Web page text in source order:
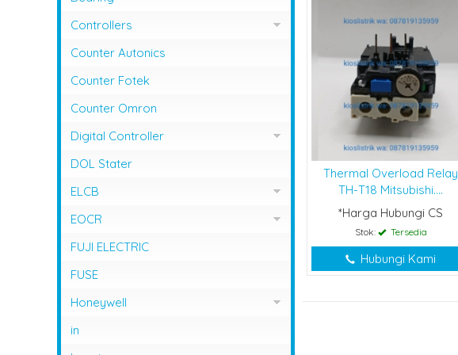
Thermal Overload Relay
TH-T18 Mitsubishi....
*Harga Hubungi CS
Stok: Tersedia
Hubungi Kami
Controllers
Controller Omron
Counter Autonics
Counter Fotek
Counter Omron
Digital Controller
Digital Controller Omron
DOL Stater
ELCB
ELCB Fuji Electric
EOCR
EOCR Schneider
FUJI ELECTRIC
FUSE
Honeywell
Flame Safeguard
in